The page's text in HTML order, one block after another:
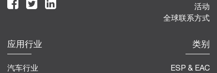
应用行业
汽车行业
类别
ESP & EAC
活动
全球联系方式